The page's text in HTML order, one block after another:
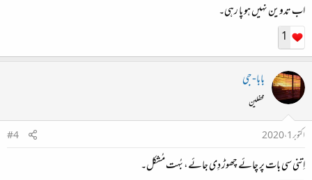
اب تدوین نہیں ہو پا رہی۔
1
بابا-جی
محفلین
اکتوبر 1، 2020
#4
اِتنی سی بات پر چائے چھوڑ دِی جائے، بُہت مُشکل۔